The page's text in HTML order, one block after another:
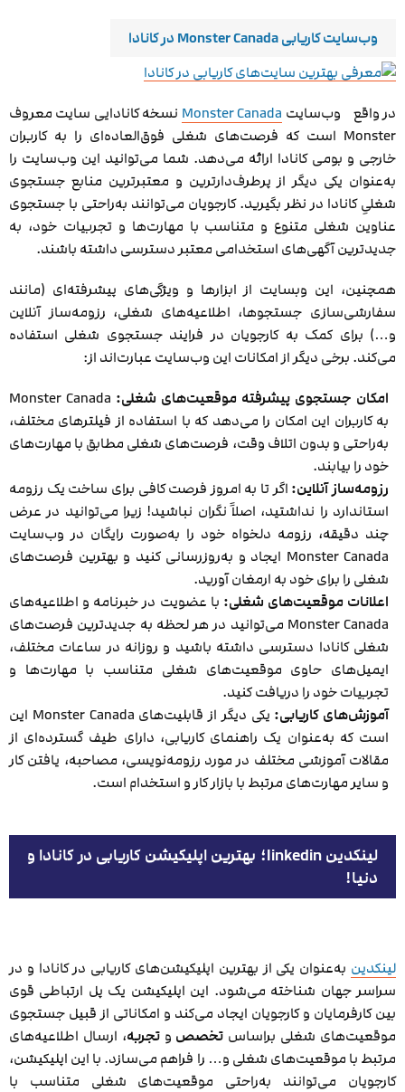
وب‌سایت کاریابی Monster Canada در کانادا
در واقع وب‌سایت Monster Canada نسخه کانادایی سایت معروف
Monster است که فرصت‌های شغلی فوق‌العاده‌ای را به کاربران
خارجی و بومی کانادا ارائه می‌دهد. شما می‌توانید این وب‌سایت را
به‌عنوان یکی دیگر از پرطرف‌دارترین و معتبرترین منابع جستجوی
شغلیِ کانادا در نظر بگیرید. کارجویان می‌توانند به‌راحتی با جستجوی
عناوین شغلی متنوع و متناسب با مهارت‌ها و تجربیات خود، به
جدیدترین آگهی‌های استخدامی معتبر دسترسی داشته باشند.
همچنین، این وبسایت از ابزارها و ویژگی‌های پیشرفته‌ای (مانند
سفارشی‌سازی جستجوها، اطلاعیه‌های شغلی، رزومه‌ساز آنلاین
و…) برای کمک به کارجویان در فرایند جستجوی شغلی استفاده
می‌کند. برخی دیگر از امکانات این وب‌سایت عبارت‌اند از:
امکان جستجوی پیشرفته موقعیت‌های شغلی: Monster Canada
به کاربران این امکان را می‌دهد که با استفاده از فیلترهای مختلف،
به‌راحتی و بدون اتلاف وقت، فرصت‌های شغلی مطابق با مهارت‌های
خود را بیابند.
رزومه‌ساز آنلاین: اگر تا به امروز فرصت کافی برای ساخت یک رزومه
استاندارد را نداشتید، اصلاً نگران نباشید! زیرا می‌توانید در عرض
چند دقیقه، رزومه دلخواه خود را به‌صورت رایگان در وب‌سایت
Monster Canada ایجاد و به‌روزرسانی کنید و بهترین فرصت‌های
شغلی را برای خود به ارمغان آورید.
اعلانات موقعیت‌های شغلی: با عضویت در خبرنامه و اطلاعیه‌های
Monster Canada می‌توانید در هر لحظه به جدیدترین فرصت‌های
شغلی کانادا دسترسی داشته باشید و روزانه در ساعات مختلف،
ایمیل‌های حاوی موقعیت‌های شغلی متناسب با مهارت‌ها و
تجربیات خود را دریافت کنید.
آموزش‌های کاریابی:
یکی دیگر از قابلیت‌های Monster Canada این
است که به‌عنوان یک راهنمای کاریابی، دارای طیف گسترده‌ای از
مقالات آموزشی مختلف در مورد رزومه‌نویسی، مصاحبه، یافتن کار
و سایر مهارت‌های مرتبط با بازار کار و استخدام است.
لینکدین linkedin؛ بهترین اپلیکیشن کاریابی در کانادا و
دنیا!
لینکدین به‌عنوان یکی از بهترین اپلیکیشن‌های کاریابی در کانادا و در
سراسر جهان شناخته می‌شود. این اپلیکیشن یک پل ارتباطی قوی
بین کارفرمایان و کارجویان ایجاد می‌کند و امکاناتی از قبیل جستجوی
موقعیت‌های شغلی براساس تخصص وتجربه، ارسال اطلاعیه‌های
مرتبط با موقعیت‌های شغلی و… را فراهم می‌سازد. با این اپلیکیشن،
کارجویان می‌توانند به‌راحتی موقعیت‌های شغلی متناسب با